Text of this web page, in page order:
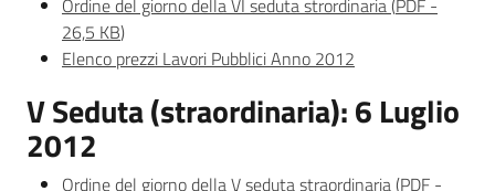
Leggi Atti Bandi
Piani Programmi
Progetti
Ordine del giorno della VI seduta strordinaria(PDF -
26,5 KB)
Elenco prezzi Lavori Pubblici Anno 2012
V Seduta (straordinaria): 6 Luglio
2012
Ordine del giorno della V seduta straordinaria(PDF -